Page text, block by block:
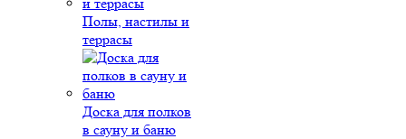
Полы, настилы и
террасы
Доска для полков
в сауну и баню